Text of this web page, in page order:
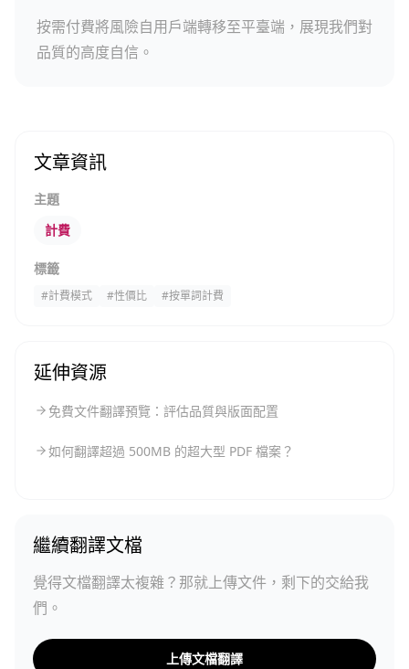
按需付費將風險自用戶端轉移至平臺端，展現我們對
品質的高度自信。
文章資訊
主題
計費
標籤
#計費模式 #性價比 #按單詞計費
延伸資源
免費文件翻譯預覽：評估品質與版面配置
如何翻譯超過 500MB 的超大型 PDF 檔案？
繼續翻譯文檔
覺得文檔翻譯太複雜？那就上傳文件，剩下的交給我
們。
上傳文檔翻譯